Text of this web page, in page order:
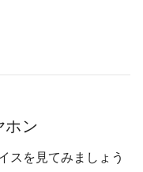
ホン
スを見てみましょう